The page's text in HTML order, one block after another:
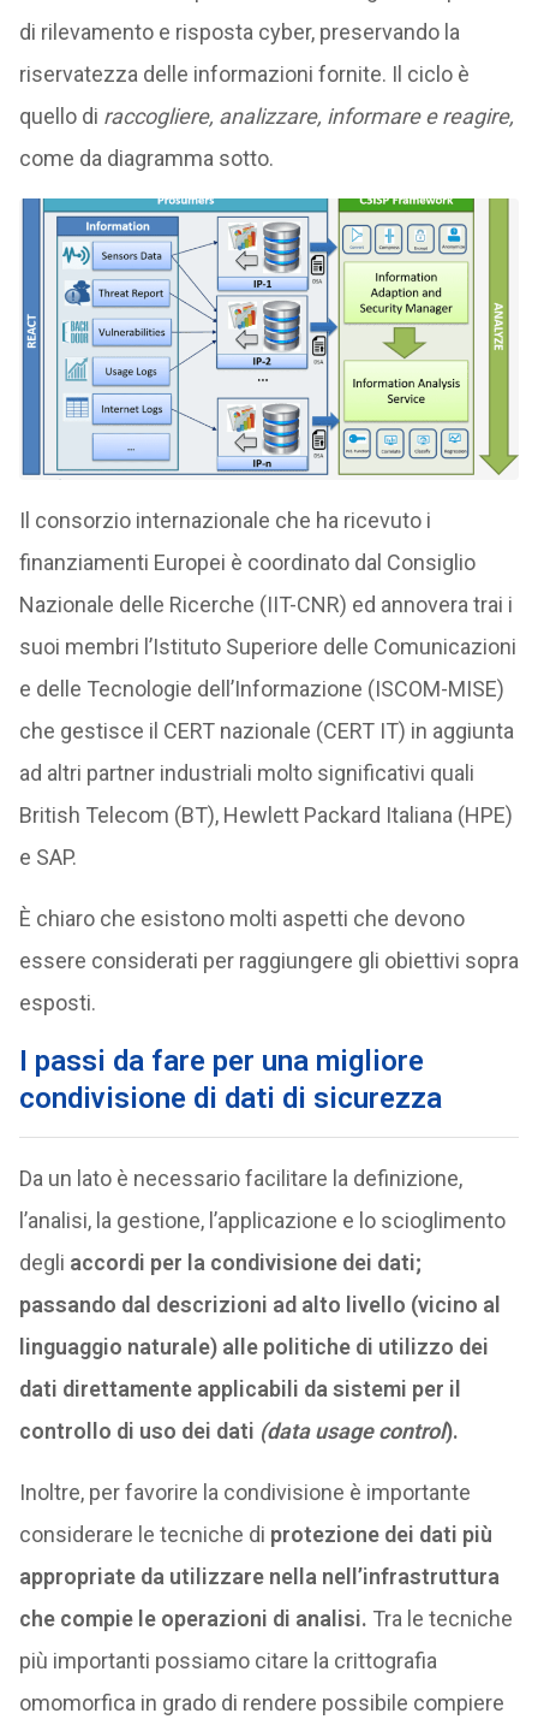
di rilevamento e risposta cyber, preservando la
riservatezza delle informazioni fornite. Il ciclo è
quello di raccogliere, analizzare, informare e reagire,
come da diagramma sotto.
Il consorzio internazionale che ha ricevuto i
finanziamenti Europei è coordinato dal Consiglio
Nazionale delle Ricerche (IIT-CNR) ed annovera trai i
suoi membri l’Istituto Superiore delle Comunicazioni
e delle Tecnologie dell’Informazione (ISCOM-MISE)
che gestisce il CERT nazionale (CERT IT) in aggiunta
ad altri partner industriali molto significativi quali
British Telecom (BT), Hewlett Packard Italiana (HPE)
e SAP.
È chiaro che esistono molti aspetti che devono
essere considerati per raggiungere gli obiettivi sopra
esposti.
I passi da fare per una migliore
condivisione di dati di sicurezza
Da un lato è necessario facilitare la definizione,
l’analisi, la gestione, l’applicazione e lo scioglimento
degli accordi per la condivisione dei dati;
passando dal descrizioni ad alto livello (vicino al
linguaggio naturale) alle politiche di utilizzo dei
dati direttamente applicabili da sistemi per il
controllo di uso dei dati (data usage control).
Inoltre, per favorire la condivisione è importante
considerare le tecniche di protezione dei dati più
appropriate da utilizzare nella nell’infrastruttura
che compie le operazioni di analisi. Tra le tecniche
più importanti possiamo citare la crittografia
omomorfica in grado di rendere possibile compiere